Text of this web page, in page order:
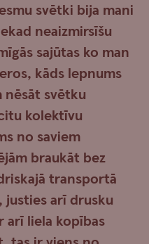
svētki bija mani
neaizmirsīšu
sajūtas ko man
kāds lepnums
nēsāt svētku
kolektīvu
no saviem
braukāt bez
transportā
justies arī drusku
arī liela kopības